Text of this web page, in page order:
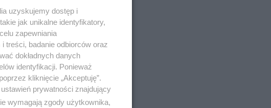
iTVN i TVN.
uzyskujemy dostęp i
jak unikalne identyfikatory,
zapewniania
treści, badanie odbiorców oraz
dokładnych danych
identyfikacji. Ponieważ
kliknięcie „Akceptuję”.
prywatności znajdujący
wymagają zgody użytkownika,